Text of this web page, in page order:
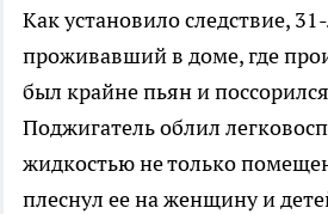
Как установило следствие,
проживавший в доме, где
был крайне пьян и
Поджигатель облил
жидкостью не только
плеснул ее на женщину и